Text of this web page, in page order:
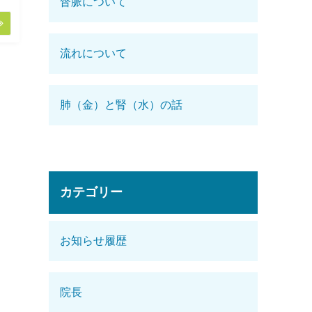
流れについて
肺（金）と腎（水）の話
カテゴリー
お知らせ履歴
院長